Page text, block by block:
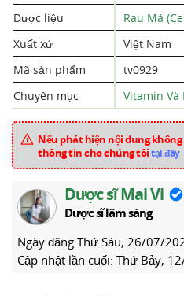
Dược liệu
Rau Má
Xuất xứ
Việt Nam
Mã sản phẩm
tv0929
Chuyên mục
Vitamin Và
Nếu phát hiện nội dung
thông tin cho chúng tôitại đây
Dược sĩ Mai Vi
Dược sĩ lâm sàng
Ngày đăng Thứ Sáu, 26/07/
Cập nhật lần cuối: Thứ Bảy,